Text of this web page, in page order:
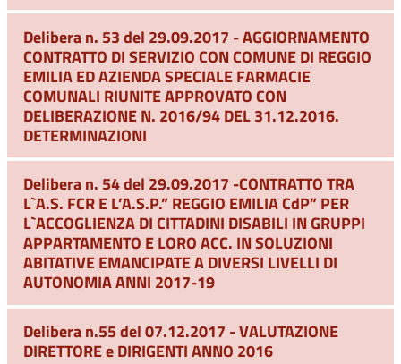
Delibera n. 53 del 29.09.2017 - AGGIORNAMENTO
CONTRATTO DI SERVIZIO CON COMUNE DI REGGIO
EMILIA ED AZIENDA SPECIALE FARMACIE
COMUNALI RIUNITE APPROVATO CON
DELIBERAZIONE N. 2016/94 DEL 31.12.2016.
DETERMINAZIONI
Delibera n. 54 del 29.09.2017 -CONTRATTO TRA
L`A.S. FCR E L’A.S.P.” REGGIO EMILIA CdP” PER
L`ACCOGLIENZA DI CITTADINI DISABILI IN GRUPPI
APPARTAMENTO E LORO ACC. IN SOLUZIONI
ABITATIVE EMANCIPATE A DIVERSI LIVELLI DI
AUTONOMIA ANNI 2017-19
Delibera n.55 del 07.12.2017 - VALUTAZIONE
DIRETTORE e DIRIGENTI ANNO 2016